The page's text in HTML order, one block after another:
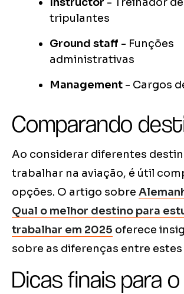
tripulantes
Ground staff - Funções
administrativas
Management - Cargos
Comparando
Ao considerar diferentes
trabalhar na aviação, é útil
opções. O artigo sobre
Qual o melhor destino para
trabalhar em 2025 oferece
sobre as diferenças entre
Dicas finais para o